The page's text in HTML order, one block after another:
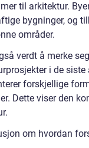
til arkitektur.
bygninger, og
områder.
verdt å merke
i de
forskjellige
Dette viser den
om hvordan